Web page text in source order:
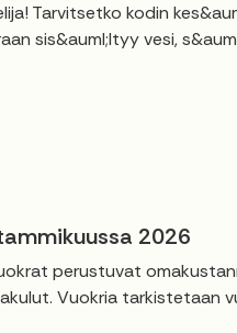
Tarvitsetko kodin
sis&auml;ltyy vesi,
2026
perustuvat
Vuokria tarkistetaan